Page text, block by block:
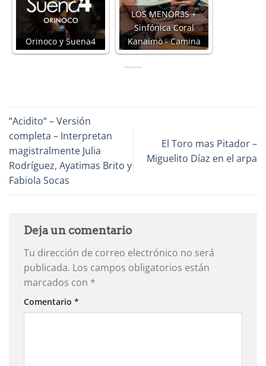
Orinoco y Suena4
LOS MENOR3S +
Sinfónica Coral
Kanaimö - Camina
“Acidito“ – Versión
completa – Interpretan
magistralmente Julia
Rodríguez, Ayatimas Brito y
Fabiola Socas
El Toro mas Pitador –
Miguelito Díaz en el arpa
Deja un comentario
Tu dirección de correo electrónico no será
publicada. Los campos obligatorios están
marcados con *
Comentario *